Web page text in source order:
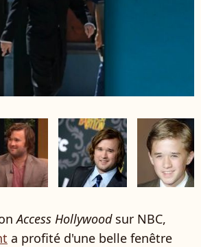
Access Hollywoodsur NBC,
a profité d'une belle fenêtre